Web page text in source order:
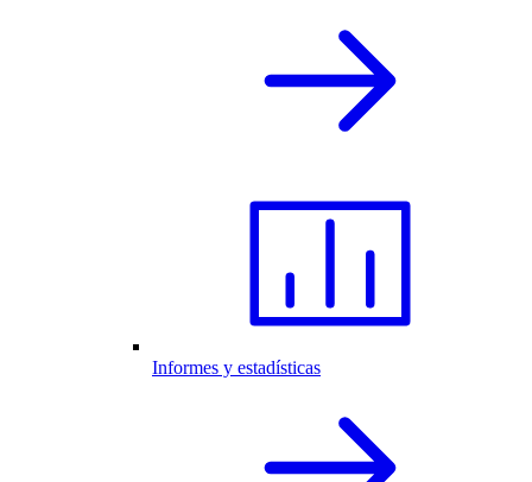
Informes y estadísticas